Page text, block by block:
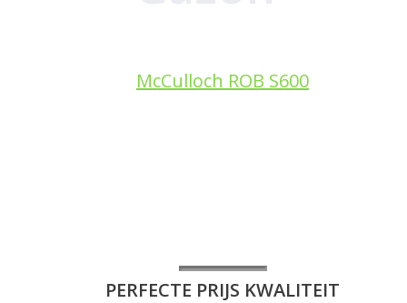
McCulloch ROB S600
PERFECTE PRIJS KWALITEIT